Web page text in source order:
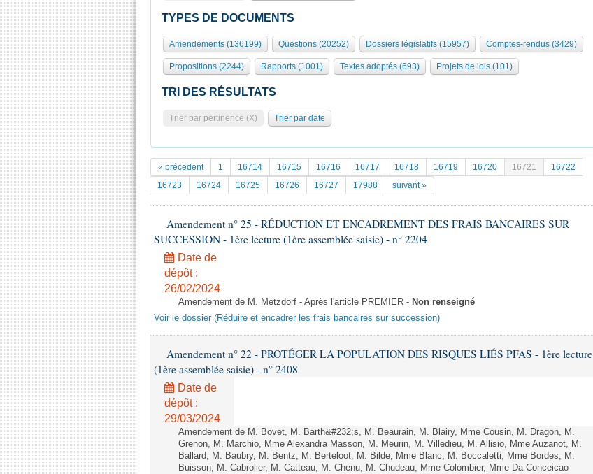
TYPES DE DOCUMENTS
Amendements (136199) Questions (20252) Dossiers législatifs (15957) Comptes-rendus (3429)
Propositions (2244) Rapports (1001) Textes adoptés (693) Projets de lois (101)
TRI DES RÉSULTATS
Trier par pertinence (X) Trier par date
« précedent 1 16714 16715 16716 16717 16718 16719 16720 16721
16722
16723
16724 16725 16726 16727 17988 suivant »
Amendement n° 25 - RÉDUCTION ET ENCADREMENT DES FRAIS BANCAIRES SUR
SUCCESSION - 1ère lecture (1ère assemblée saisie) - n° 2204
Date de
dépôt :
26/02/2024
Amendement de M. Metzdorf - Après l'article PREMIER - Non renseigné
Voir le dossier (Réduire et encadrer les frais bancaires sur succession)
Amendement n° 22 - PROTÉGER LA POPULATION DES RISQUES LIÉS PFAS - 1ère lecture
(1ère assemblée saisie) - n° 2408
Date de
dépôt :
29/03/2024
Amendement de M. Bovet, M. Barth&#232;s, M. Beaurain, M. Blairy, Mme Cousin, M. Dragon, M.
Grenon, M. Marchio, Mme Alexandra Masson, M. Meurin, M. Villedieu, M. Allisio, Mme Auzanot, M.
Ballard, M. Baubry, M. Bentz, M. Berteloot, M. Bilde, Mme Blanc, M. Boccaletti, Mme Bordes, M.
Buisson, M. Cabrolier, M. Catteau, M. Chenu, M. Chudeau, Mme Colombier, Mme Da Conceicao